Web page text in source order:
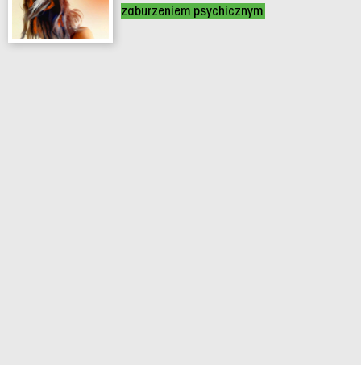
zaburzeniem psychicznym